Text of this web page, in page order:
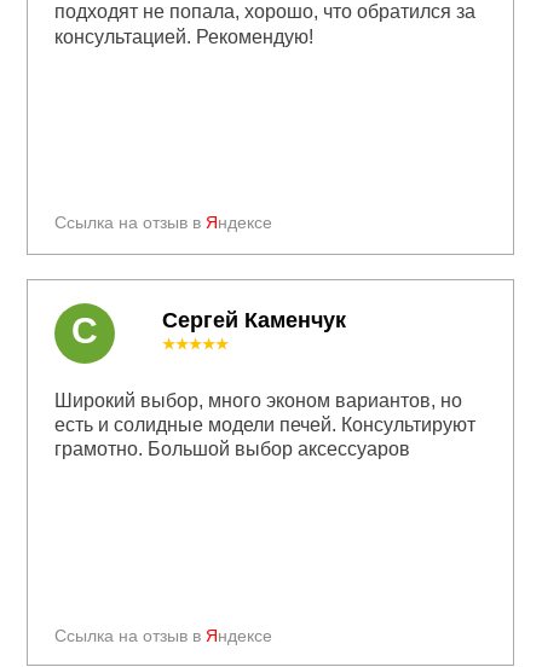
Ссылка на отзыв в Яндексе
подходят не попала, хорошо, что обратился за
консультацией. Рекомендую!
Сергей Каменчук
Ссылка на отзыв в Яндексе
★★★★★
Широкий выбор, много эконом вариантов, но
есть и солидные модели печей. Консультируют
грамотно. Большой выбор аксессуаров
С